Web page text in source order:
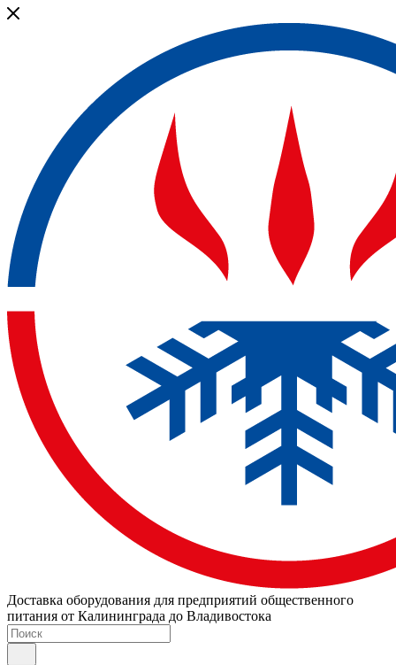
Доставка оборудования для предприятий общественного
питания от Калининграда до Владивостока